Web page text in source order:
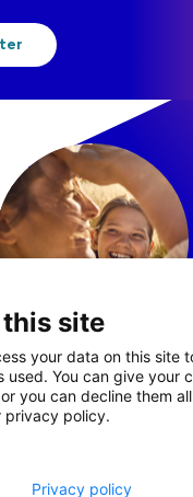
site
your data on this site
used. You can give your
you can decline them
privacy policy.
Privacy policy